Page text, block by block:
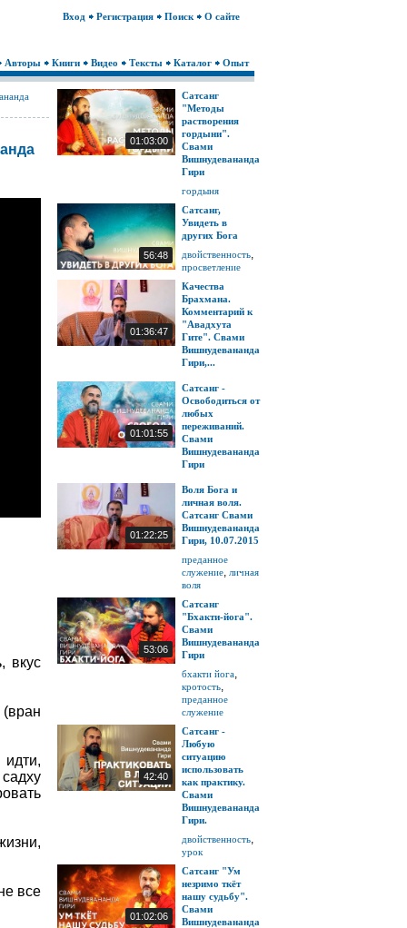
Вход Регистрация Поиск О сайте
Авторы Книги Видео Тексты Каталог Опыт
вкус
(вран
все
01:03:00
Сатсанг
"Методы
растворения
гордыни".
Свами
Вишнудевананда
Гири
гордыня
56:48
Сатсанг,
Увидеть в
других Бога
двойственность,
просветление
01:36:47
Качества
Брахмана.
Комментарий к
"Авадхута
Гите". Свами
Вишнудевананда
Гири,...
01:01:55
Сатсанг -
Освободиться от
любых
переживаний.
Свами
Вишнудевананда
Гири
01:22:25
Воля Бога и
личная воля.
Сатсанг Свами
Вишнудевананда
Гири, 10.07.2015
преданное
служение, личная
воля
53:06
Сатсанг
"Бхакти-йога".
Свами
Вишнудевананда
Гири
бхакти йога,
кротость,
преданное
служение
42:40
Сатсанг -
Любую
ситуацию
использовать
как практику.
Свами
Вишнудевананда
Гири.
двойственность,
урок
01:02:06
Сатсанг "Ум
незримо ткёт
нашу судьбу".
Свами
Вишнудевананда